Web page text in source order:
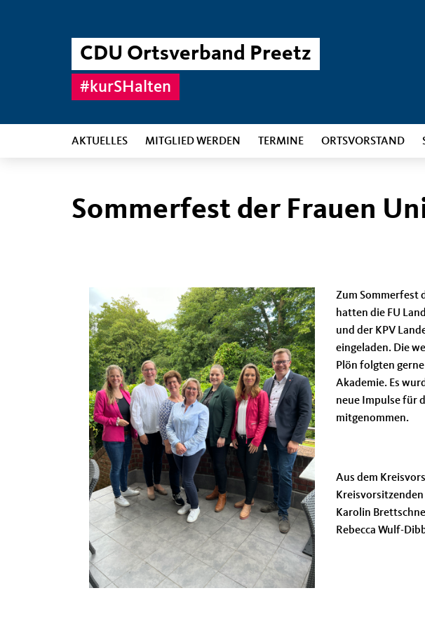
CDU Ortsverband Preetz
#kurSHalten
AKTUELLES MITGLIED WERDEN TERMINE ORTSVORSTAND
Sommerfest der Frauen
Zum Sommerfest
hatten die FU
und der KPV
eingeladen. Die
Plön folgten
Akademie. Es
neue Impulse für
mitgenommen.
Aus dem
Karolin
Rebecca Wulf-